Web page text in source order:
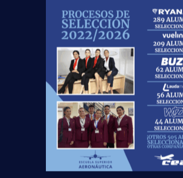
¡No dejesvolaresta oportunidad!
Noticias Relacionadas
Mapa de la aviación global 2025:
transitadas y los países con más